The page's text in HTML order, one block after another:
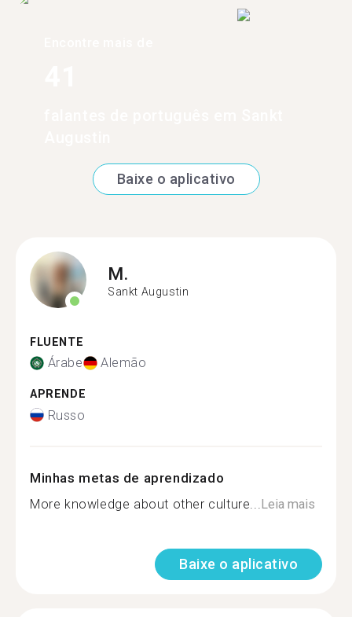
Baixe o aplicativo
M.
Sankt Augustin
FLUENTE
Árabe Alemão
APRENDE
Russo
Minhas metas de aprendizado
More knowledge about other culture... Leia mais
Baixe o aplicativo